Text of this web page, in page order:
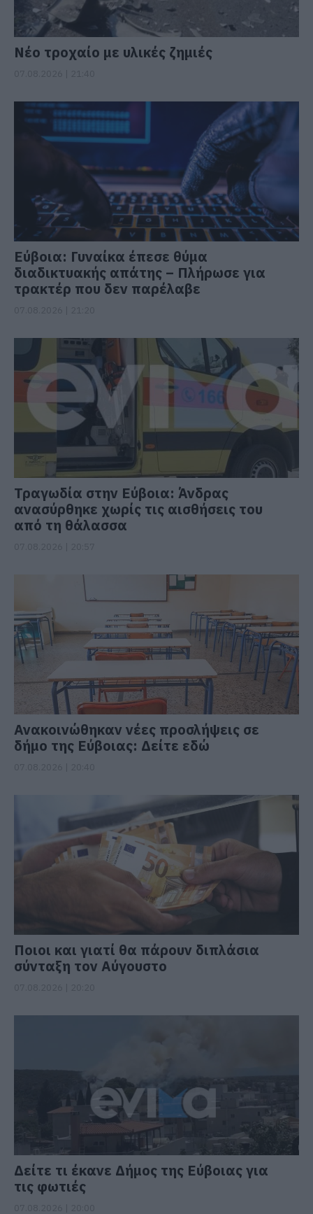
Νέο τροχαίο με υλικές ζημιές
Εύβοια: Γυναίκα έπεσε θύμα
διαδικτυακής απάτης – Πλήρωσε για
τρακτέρ που δεν παρέλαβε
Τραγωδία στην Εύβοια: Άνδρας
ανασύρθηκε χωρίς τις αισθήσεις του
από τη θάλασσα
Ανακοινώθηκαν νέες προσλήψεις σε
δήμο της Εύβοιας: Δείτε εδώ
Ποιοι και γιατί θα πάρουν διπλάσια
σύνταξη τον Αύγουστο
Δείτε τι έκανε Δήμος της Εύβοιας για
τις φωτιές